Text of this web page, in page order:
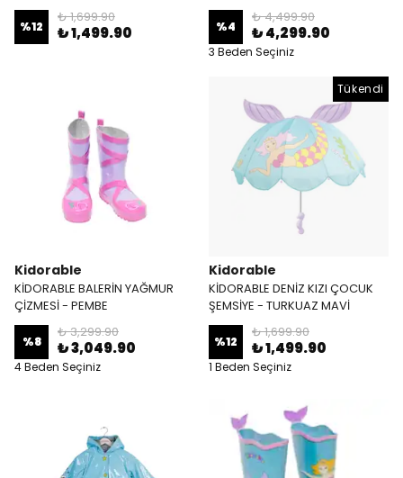
%12
₺ 1,699.90
₺ 1,499.90 %4
₺ 4,499.90
₺ 4,299.90
3 Beden Seçiniz
Kidorable
KİDORABLE BALERİN YAĞMUR
ÇİZMESİ - PEMBE
%8
₺ 3,299.90
₺ 3,049.90
4 Beden Seçiniz
Tükendi
Kidorable
KİDORABLE DENİZ KIZI ÇOCUK
ŞEMSİYE - TURKUAZ MAVİ
%12
₺ 1,699.90
₺ 1,499.90
1 Beden Seçiniz